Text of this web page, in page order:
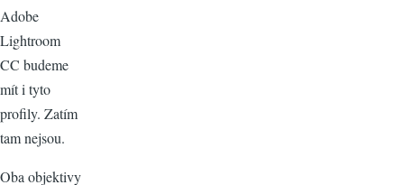
Adobe
Lightroom
CC budeme
mít i tyto
profily. Zatím
tam nejsou.
Oba objektivy